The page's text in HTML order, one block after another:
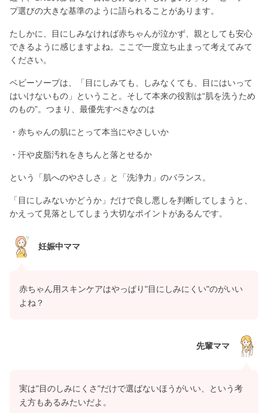
プ選びの大きな基準のように語られることがあります。
たしかに、目にしみなければ赤ちゃんが泣かず、親としても安心
できるように感じますよね。ここで一度立ち止まって考えてみて
ください。
ベビーソープは、「目にしみても、しみなくても、目にはいって
はいけないもの」ということ。そして本来の役割は“肌を洗うため
のもの”。つまり、最優先すべきなのは
・赤ちゃんの肌にとって本当にやさしいか
・汗や皮脂汚れをきちんと落とせるか
という「肌へのやさしさ」と「洗浄力」のバランス。
「目にしみないかどうか」だけで良し悪しを判断してしまうと、
かえって見落としてしまう大切なポイントがあるんです。
妊娠中ママ
赤ちゃん用スキンケアはやっぱり"目にしみにくい"のがいい
よね？
先輩ママ
実は"目のしみにくさ"だけで選ばないほうがいい、という考
え方もあるみたいだよ。